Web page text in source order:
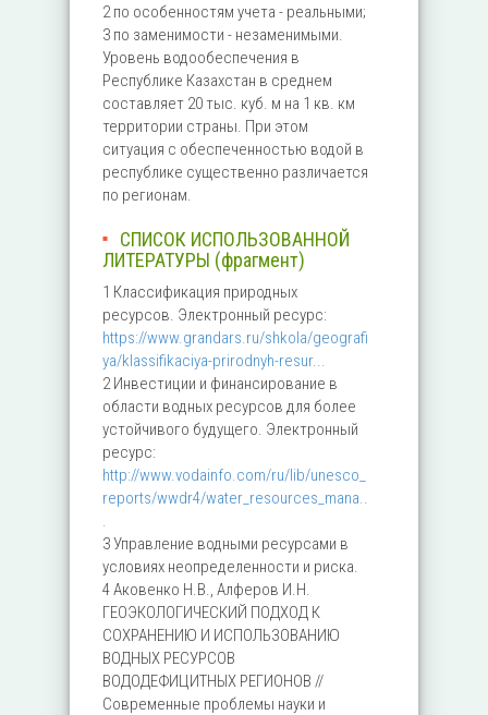
2 по особенностям учета - реальными;
3 по заменимости - незаменимыми.
Уровень водообеспечения в
Республике Казахстан в среднем
составляет 20 тыс. куб. м на 1 кв. км
территории страны. При этом
ситуация с обеспеченностью водой в
республике существенно различается
по регионам.
СПИСОК ИСПОЛЬЗОВАННОЙ
ЛИТЕРАТУРЫ (фрагмент)
1 Классификация природных
ресурсов. Электронный ресурс:
https://www.grandars.ru/shkola/geografi
ya/klassifikaciya-prirodnyh-resur...
2 Инвестиции и финансирование в
области водных ресурсов для более
устойчивого будущего. Электронный
ресурс:
http://www.vodainfo.com/ru/lib/unesco_
reports/wwdr4/water_resources_mana..
.
3 Управление водными ресурсами в
условиях неопределенности и риска.
4 Аковенко Н.В., Алферов И.Н.
ГЕОЭКОЛОГИЧЕСКИЙ ПОДХОД К
СОХРАНЕНИЮ И ИСПОЛЬЗОВАНИЮ
ВОДНЫХ РЕСУРСОВ
ВОДОДЕФИЦИТНЫХ РЕГИОНОВ //
Современные проблемы науки и